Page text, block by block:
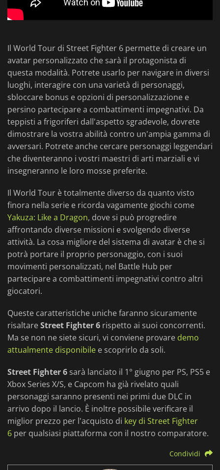
Il World Tour di Street Fighter 6 permette di creare un
avatar personalizzato che sarà il protagonista di
questa modalità. Potrete usarlo per navigare in diversi
luoghi, interagire con una varietà di personaggi,
sbloccare bonus e opzioni di personalizzazione e
persino partecipare a combattimenti impegnativi. Da
teppisti a frigoriferi dall'aspetto sgradevole, dovrete
dimostrare la vostra abilità contro un'ampia gamma di
avversari. Potrete anche cercare personaggi leggendari
che diventeranno i vostri maestri di arti marziali e vi
insegneranno le loro mosse preferite.
Il World Tour è totalmente diverso da quanto visto
finora nella serie e ricorda vagamente giochi come
Yakuza: Like a Dragon, dove si può progredire
affrontando diverse missioni e svolgendo diverse
attività. La cosa migliore del sistema di avatar è che si
potrà portare il proprio personaggio, con i suoi
movimenti personalizzati, nel Battle Hub per
partecipare a combattimenti impegnativi contro altri
giocatori.
Queste caratteristiche uniche faranno sicuramente
risaltareStreet Fighter 6 rispetto ai suoi concorrenti.
Ma se non ne siete sicuri, vi conviene provare demo
attualmente disponibile e scoprirlo da soli.
Street Fighter 6 sarà lanciato il 1° giugno per PS, PS5 e
Xbox Series X/S, e Capcom ha già rivelato quali
personaggi saranno presenti nei primi due DLC in
arrivo dopo il lancio. È inoltre possibile verificare il
miglior prezzo per l'acquisto di key di Street Fighter
6 per qualsiasi piattaforma con il nostro comparatore.
Condividi